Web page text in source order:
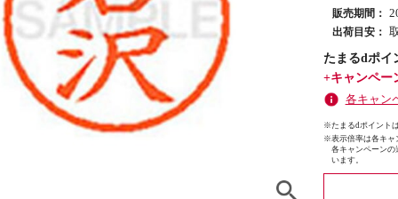
販売期間：
出荷目安：
たまるdポイ
+キャンペー
各キャン
※たまるdポイント
※表示倍率は各キャ
各キャンペーンの
います。